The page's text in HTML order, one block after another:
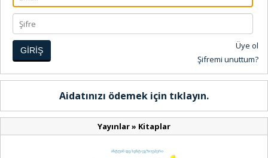
GİRİŞ
Üye ol
Şifremi unuttum?
Aidatınızı ödemek için tıklayın.
Yayınlar» Kitaplar